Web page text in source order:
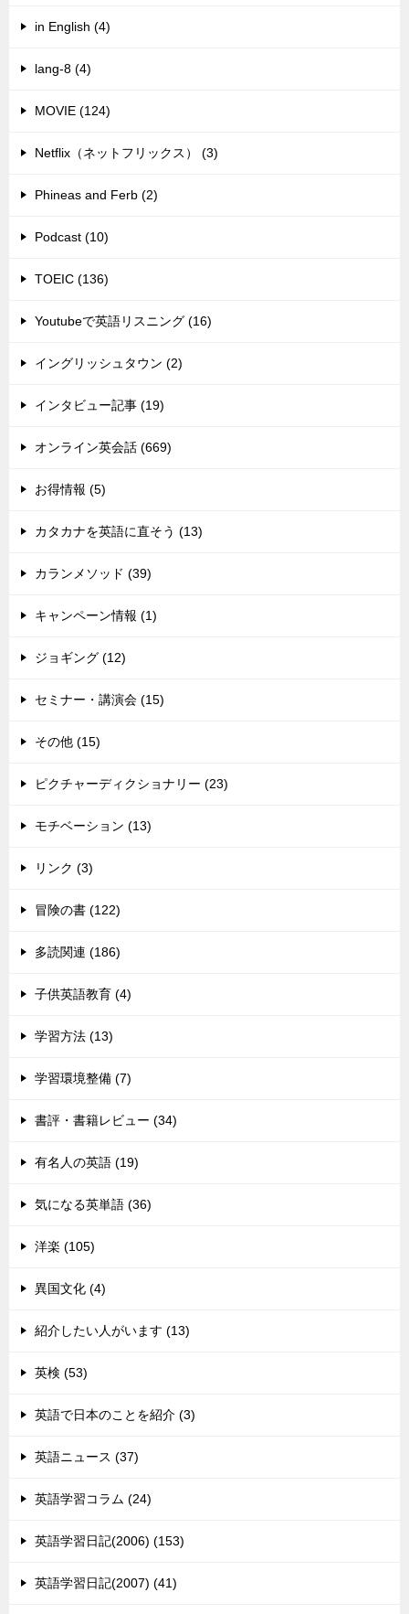
in English (4)
lang-8 (4)
MOVIE (124)
Netflix（ネットフリックス） (3)
Phineas and Ferb (2)
Podcast (10)
TOEIC (136)
Youtubeで英語リスニング (16)
イングリッシュタウン (2)
インタビュー記事 (19)
オンライン英会話 (669)
お得情報 (5)
カタカナを英語に直そう (13)
カランメソッド (39)
キャンペーン情報 (1)
ジョギング (12)
セミナー・講演会 (15)
その他 (15)
ピクチャーディクショナリー (23)
モチベーション (13)
リンク (3)
冒険の書 (122)
多読関連 (186)
子供英語教育 (4)
学習方法 (13)
学習環境整備 (7)
書評・書籍レビュー (34)
有名人の英語 (19)
気になる英単語 (36)
洋楽 (105)
異国文化 (4)
紹介したい人がいます (13)
英検 (53)
英語で日本のことを紹介 (3)
英語ニュース (37)
英語学習コラム (24)
英語学習日記(2006) (153)
英語学習日記(2007) (41)